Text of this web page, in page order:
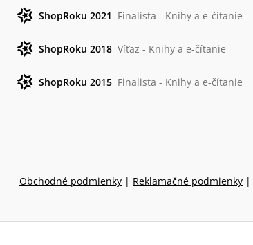
ShopRoku 2021 Finalista - Knihy a e-čítanie
ShopRoku 2018 Víťaz - Knihy a e-čítanie
ShopRoku 2015 Finalista - Knihy a e-čítanie
Obchodné podmienky | Reklamačné podmienky |